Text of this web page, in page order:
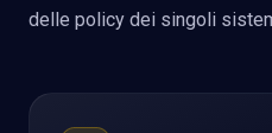
delle policy dei singoli